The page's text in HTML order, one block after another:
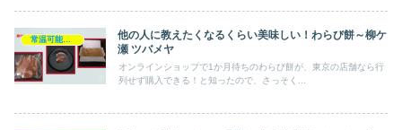
常温可能－手土産スイーツ
他の人に教えたくなるくらい美味しい！わらび餅～柳ケ
瀬 ツバメヤ
オンラインショップで1か月待ちのわらび餅が、東京の店舗なら行
列せず購入できる！と知ったので、さっそく...